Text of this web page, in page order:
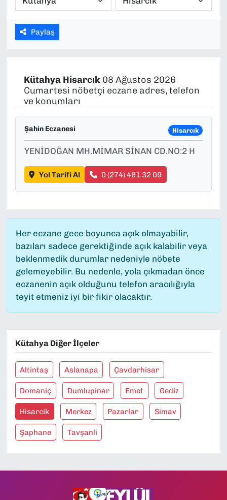
Paylaş
Kütahya Hisarcık08 Ağustos 2026
Cumartesi nöbetçi eczane adres, telefon
ve konumları
Şahin Eczanesi Hisarcık
YENİDOĞAN MH.MİMAR SİNAN CD.NO:2 H
Yol Tarifi Al 0 (274) 481 32 09
Her eczane gece boyunca açık olmayabilir,
bazıları sadece gerektiğinde açık kalabilir veya
beklenmedik durumlar nedeniyle nöbete
gelemeyebilir. Bu nedenle, yola çıkmadan önce
eczanenin açık olduğunu telefon aracılığıyla
teyit etmeniz iyi bir fikir olacaktır.
Kütahya Diğer İlçeler
Altintaş Aslanapa Çavdarhisar
Domaniç Dumlupinar Emet Gediz
Hisarcik Merkez Pazarlar Simav
Şaphane Tavşanli
YAŞAM